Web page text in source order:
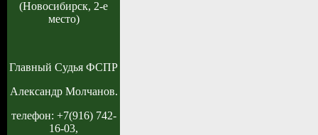
(Новосибирск, 2-е
место)
Главный Судья ФСПР
Александр Молчанов.
телефон: +7(916) 742-
16-03,